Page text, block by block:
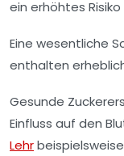
ein erhöhtes
Eine wesentliche
enthalten
Gesunde
Einfluss auf den
Lehr